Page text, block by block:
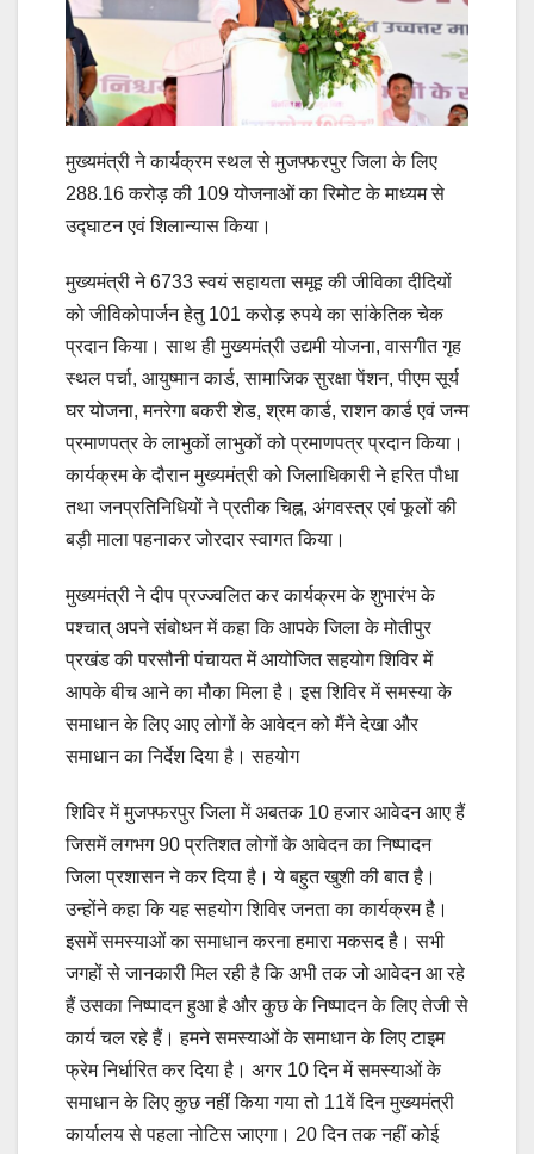
मुख्यमंत्री ने कार्यक्रम स्थल से मुजफ्फरपुर जिला के लिए
288.16 करोड़ की 109 योजनाओं का रिमोट के माध्यम से
उद्घाटन एवं शिलान्यास किया।
मुख्यमंत्री ने 6733 स्वयं सहायता समूह की जीविका दीदियों
को जीविकोपार्जन हेतु 101 करोड़ रुपये का सांकेतिक चेक
प्रदान किया। साथ ही मुख्यमंत्री उद्यमी योजना, वासगीत गृह
स्थल पर्चा, आयुष्मान कार्ड, सामाजिक सुरक्षा पेंशन, पीएम सूर्य
घर योजना, मनरेगा बकरी शेड, श्रम कार्ड, राशन कार्ड एवं जन्म
प्रमाणपत्र के लाभुकों लाभुकों को प्रमाणपत्र प्रदान किया।
कार्यक्रम के दौरान मुख्यमंत्री को जिलाधिकारी ने हरित पौधा
तथा जनप्रतिनिधियों ने प्रतीक चिह्न, अंगवस्त्र एवं फूलों की
बड़ी माला पहनाकर जोरदार स्वागत किया।
मुख्यमंत्री ने दीप प्रज्ज्वलित कर कार्यक्रम के शुभारंभ के
पश्चात् अपने संबोधन में कहा कि आपके जिला के मोतीपुर
प्रखंड की परसौनी पंचायत में आयोजित सहयोग शिविर में
आपके बीच आने का मौका मिला है। इस शिविर में समस्या के
समाधान के लिए आए लोगों के आवेदन को मैंने देखा और
समाधान का निर्देश दिया है। सहयोग
शिविर में मुजफ्फरपुर जिला में अबतक 10 हजार आवेदन आए हैं
जिसमें लगभग 90 प्रतिशत लोगों के आवेदन का निष्पादन
जिला प्रशासन ने कर दिया है। ये बहुत खुशी की बात है।
उन्होंने कहा कि यह सहयोग शिविर जनता का कार्यक्रम है।
इसमें समस्याओं का समाधान करना हमारा मकसद है। सभी
जगहों से जानकारी मिल रही है कि अभी तक जो आवेदन आ रहे
हैं उसका निष्पादन हुआ है और कुछ के निष्पादन के लिए तेजी से
कार्य चल रहे हैं। हमने समस्याओं के समाधान के लिए टाइम
फ्रेम निर्धारित कर दिया है। अगर 10 दिन में समस्याओं के
समाधान के लिए कुछ नहीं किया गया तो 11वें दिन मुख्यमंत्री
कार्यालय से पहला नोटिस जाएगा। 20 दिन तक नहीं कोई